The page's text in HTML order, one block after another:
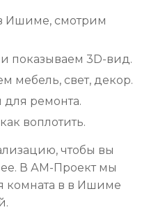
Ишиме, смотрим
показываем 3D-вид.
мебель, свет, декор.
для ремонта.
воплотить.
чтобы вы
В АМ-Проект мы
комната в в Ишиме